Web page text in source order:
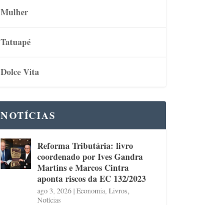
Mulher
Tatuapé
Dolce Vita
NOTÍCIAS
Reforma Tributária: livro
coordenado por Ives Gandra
Martins e Marcos Cintra
aponta riscos da EC 132/2023
ago 3, 2026|Economia ,Livros
Notícias